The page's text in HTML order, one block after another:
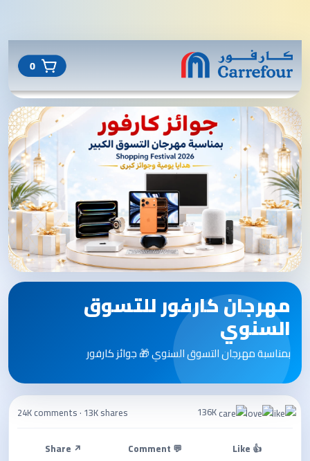
مهرجان كارفور للتسوق
السنوي
بمناسبة مهرجان التسوق السنوي 🎁 جوائز كارفور
136K
24K comments· 13K shares
👍 Like
💬 Comment
↗ Share